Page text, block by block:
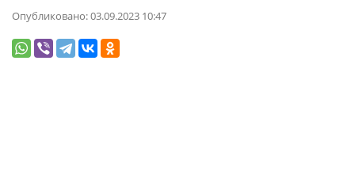
Опубликовано:03.09.2023 10:47